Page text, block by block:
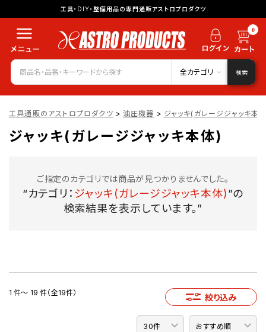
工具・DIY・整備用品の専門通販アストロプロダクツ
0
全カテゴリ 検索
工具通販のアストロプロダクツ > 油圧機器 > ジャッキ(ガレージジャッキ本
ジャッキ(ガレージジャッキ本体)
ご指定のカテゴリでは商品が見つかりませんでした。
“カテゴリ： ジャッキ(ガレージジャッキ本体)”の
検索結果を表示しています。”
1 件～ 19 件（全19件） 絞り込み